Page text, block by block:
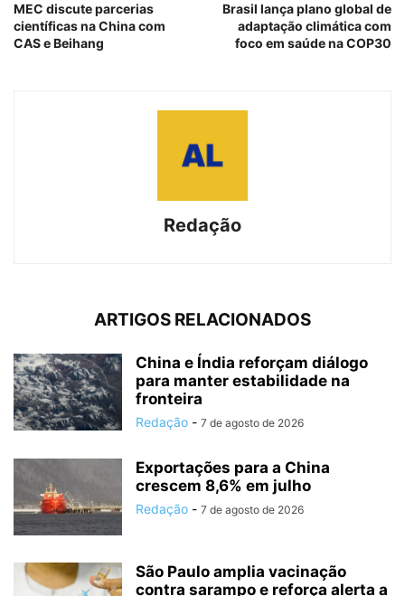
MEC discute parcerias
científicas na China com
CAS e Beihang
Brasil lança plano global de
adaptação climática com
foco em saúde na COP30
Redação
ARTIGOS RELACIONADOS
China e Índia reforçam diálogo
para manter estabilidade na
fronteira
Redação - 7 de agosto de 2026
Exportações para a China
crescem 8,6% em julho
Redação - 7 de agosto de 2026
São Paulo amplia vacinação
contra sarampo e reforça alerta a